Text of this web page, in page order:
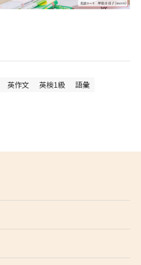
英作文 英検1級 語彙